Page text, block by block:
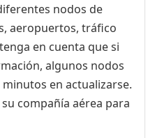
nodos de
aeropuertos, tráfico
en cuenta que si
algunos nodos
en actualizarse.
compañía aérea para